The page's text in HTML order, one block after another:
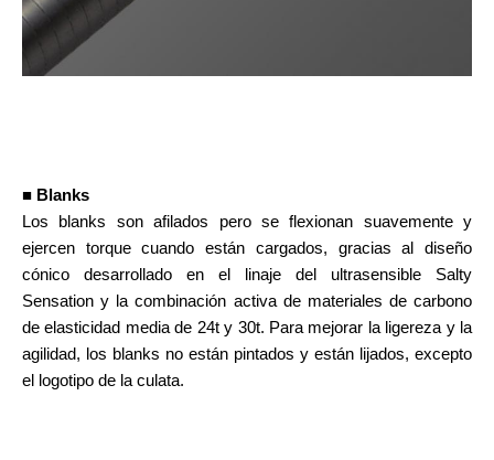
■ Blanks
Los blanks son afilados pero se flexionan suavemente y
ejercen torque cuando están cargados, gracias al diseño
cónico desarrollado en el linaje del ultrasensible Salty
Sensation y la combinación activa de materiales de carbono
de elasticidad media de 24t y 30t. Para mejorar la ligereza y la
agilidad, los blanks no están pintados y están lijados, excepto
el logotipo de la culata.